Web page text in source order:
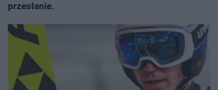
przesłanie.